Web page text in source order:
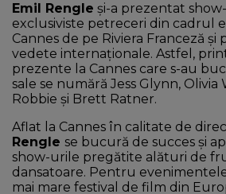
Emil Rengle și-a prezentat
exclusiviste petreceri din cadrul
Cannes de pe Riviera Franceză
vedete internaționale. Astfel,
prezente la Cannes care s-au
sale se numără Jess Glynn, Olivia
Robbie și Brett Ratner.
Aflat la Cannes în calitate de
Rengle se bucură de succes și
show-urile pregătite alături de
dansatoare. Pentru
mai mare festival de film din